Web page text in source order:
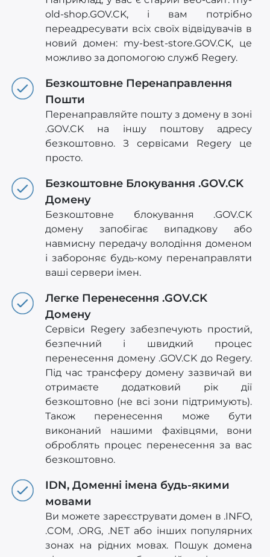
old-shop.GOV.CK, і вам потрібно
переадресувати всіх своїх відвідувачів в
новий домен: my-best-store.GOV.CK, це
можливо за допомогою служб Regery.
Безкоштовне Перенаправлення
Пошти
Перенаправляйте пошту з домену в зоні
.GOV.CK на іншу поштову адресу
безкоштовно. З сервісами Regery це
просто.
Безкоштовне Блокування .GOV.CK
Домену
Безкоштовне блокування .GOV.CK
домену запобігає випадкову або
навмисну передачу володіння доменом
і забороняє будь-кому перенаправляти
ваші сервери імен.
Легке Перенесення .GOV.CK
Домену
Сервіси Regery забезпечують простий,
безпечний і швидкий процес
перенесення домену .GOV.CK до Regery.
Під час трансферу домену зазвичай ви
отримаєте додатковий рік дії
безкоштовно (не всі зони підтримують).
Також перенесення може бути
виконаний нашими фахівцями, вони
оброблять процес перенесення за вас
безкоштовно.
IDN, Доменні імена будь-якими
мовами
Ви можете зареєструвати домен в .INFO,
.COM, .ORG, .NET або інших популярних
зонах на рідних мовах. Пошук домена